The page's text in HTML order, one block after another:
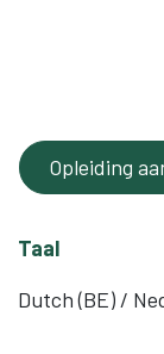
Opleiding
Taal
Dutch (BE) /